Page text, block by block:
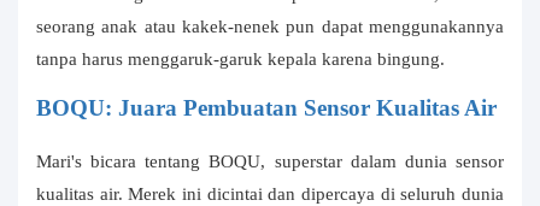
seorang anak atau kakek-nenek pun dapat menggunakannya
tanpa harus menggaruk-garuk kepala karena bingung.
BOQU: Juara Pembuatan Sensor Kualitas Air
Mari's bicara tentang BOQU, superstar dalam dunia sensor
kualitas air. Merek ini dicintai dan dipercaya di seluruh dunia